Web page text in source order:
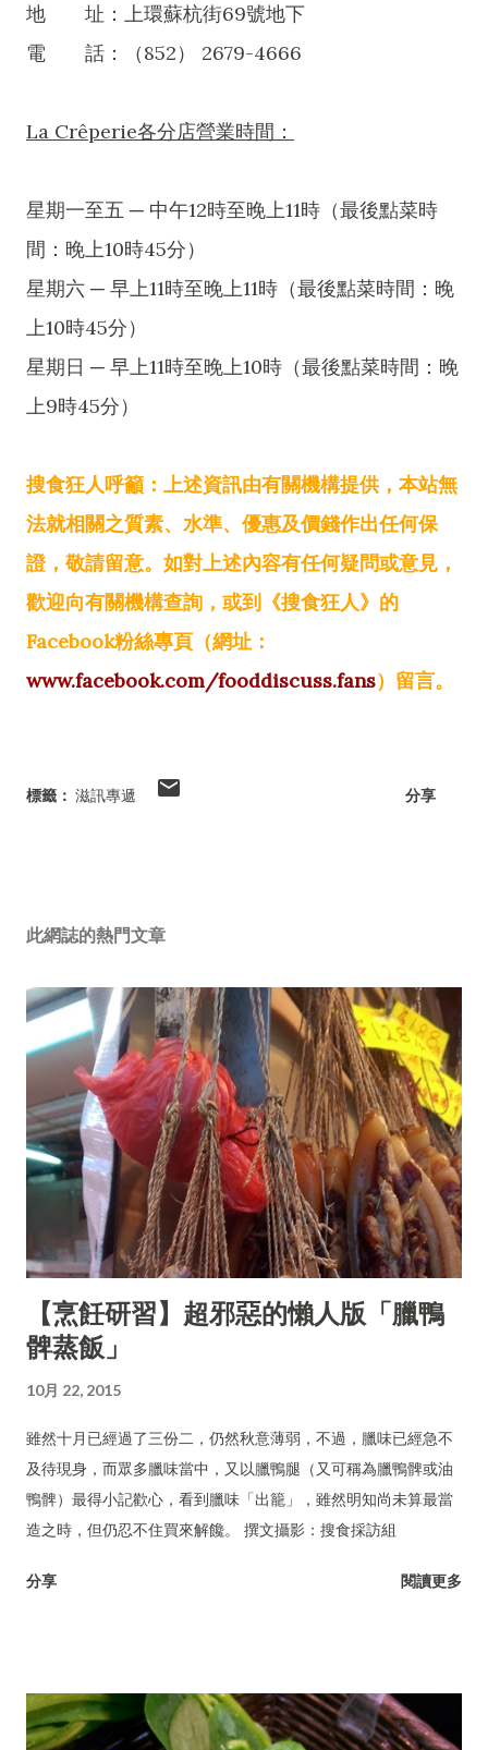
地 址：上環蘇杭街69號地下
電 話：（852） 2679-4666
La Crêperie各分店營業時間：
星期一至五 ─ 中午12時至晚上11時（最後點菜時
間：晚上10時45分）
星期六 ─ 早上11時至晚上11時（最後點菜時間：晚
上10時45分）
星期日 ─ 早上11時至晚上10時（最後點菜時間：晚
上9時45分）
搜食狂人呼籲：上述資訊由有關機構提供，本站無
法就相關之質素、水準、優惠及價錢作出任何保
證，敬請留意。如對上述內容有任何疑問或意見，
歡迎向有關機構查詢，或到《搜食狂人》的
Facebook粉絲專頁（網址：
www.facebook.com/fooddiscuss.fans）留言。
標籤： 滋訊專遞 分享
此網誌的熱門文章
【烹飪研習】超邪惡的懶人版「臘鴨
髀蒸飯」
10月 22, 2015
雖然十月已經過了三份二，仍然秋意薄弱，不過，臘味已經急不
及待現身，而眾多臘味當中，又以臘鴨腿（又可稱為臘鴨髀或油
鴨髀）最得小記歡心，看到臘味「出籠」，雖然明知尚未算最當
造之時，但仍忍不住買來解饞。 撰文攝影：搜食採訪組
分享 閱讀更多